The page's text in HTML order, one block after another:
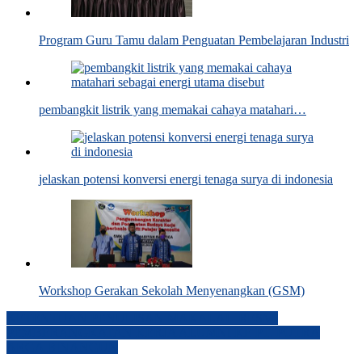
Program Guru Tamu dalam Penguatan Pembelajaran Industri
pembangkit listrik yang memakai cahaya matahari…
jelaskan potensi konversi energi tenaga surya di indonesia
Workshop Gerakan Sekolah Menyenangkan (GSM)
Post
navigation